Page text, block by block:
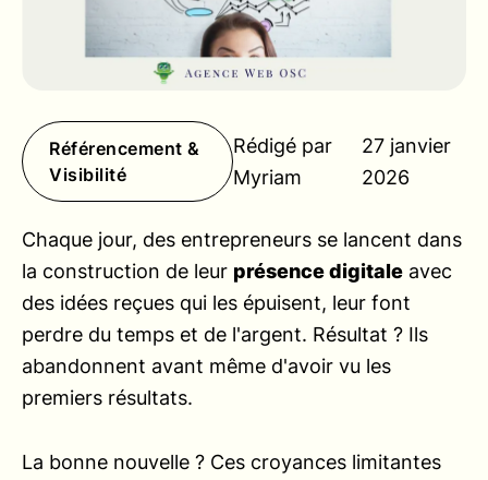
Référencement &
Visibilité
Rédigé par
Myriam
27 janvier
2026
Chaque jour, des entrepreneurs se lancent dans
la construction de leur présence digitale avec
des idées reçues qui les épuisent, leur font
perdre du temps et de l'argent. Résultat ? Ils
abandonnent avant même d'avoir vu les
premiers résultats.
La bonne nouvelle ? Ces croyances limitantes